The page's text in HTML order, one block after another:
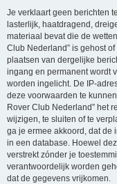
Je verklaart geen berichten
lasterlijk, haatdragend,
materiaal bevat die de
Club Nederland” is gehost
plaatsen van dergelijke
ingang en permanent wordt
worden ingelicht. De IP-
deze voorwaarden te
Rover Club Nederland” het
wijzigen, te sluiten of te
ga je ermee akkoord, dat de
in een database. Hoewel
verstrekt zónder je
verantwoordelijk worden
dat de gegevens vrijkomen.